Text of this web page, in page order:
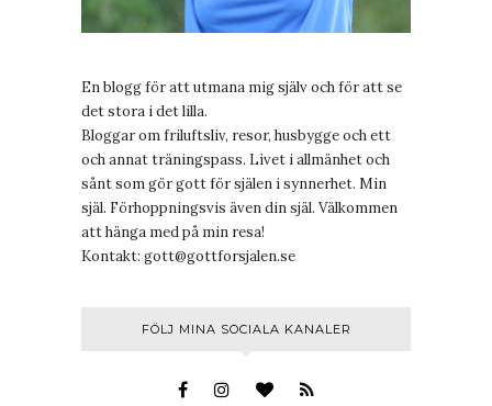
En blogg för att utmana mig själv och för att se
det stora i det lilla.
Bloggar om friluftsliv, resor, husbygge och ett
och annat träningspass. Livet i allmänhet och
sånt som gör gott för själen i synnerhet. Min
själ. Förhoppningsvis även din själ. Välkommen
att hänga med på min resa!
Kontakt: gott@gottforsjalen.se
FÖLJ MINA SOCIALA KANALER